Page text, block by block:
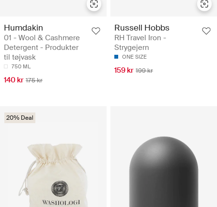
Humdakin
01 - Wool & Cashmere
Detergent - Produkter
til tøjvask
750 ML
140 kr 175 kr
Russell Hobbs
RH Travel Iron -
Strygejern
ONE SIZE
159 kr 199 kr
20% Deal